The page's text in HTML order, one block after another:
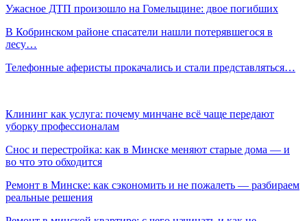
Ужасное ДТП произошло на Гомельщине: двое погибших
В Кобринском районе спасатели нашли потерявшегося в
лесу…
Телефонные аферисты прокачались и стали представляться…
Клининг как услуга: почему минчане всё чаще передают
уборку профессионалам
Снос и перестройка: как в Минске меняют старые дома — и
во что это обходится
Ремонт в Минске: как сэкономить и не пожалеть — разбираем
реальные решения